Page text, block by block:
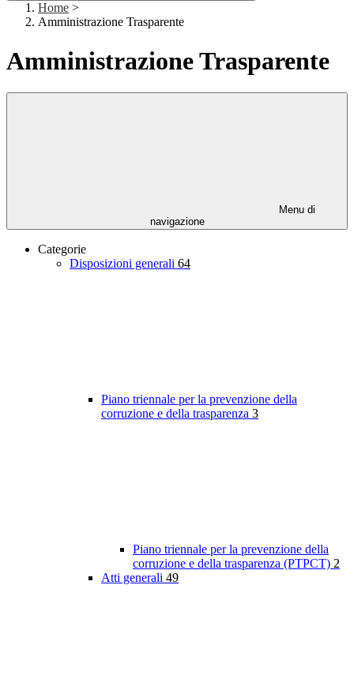
Home >
Amministrazione Trasparente
Amministrazione Trasparente
Menu di
navigazione
Categorie
Disposizioni generali 64
Piano triennale per la prevenzione della
corruzione e della trasparenza 3
Piano triennale per la prevenzione della
corruzione e della trasparenza (PTPCT) 2
Atti generali 49